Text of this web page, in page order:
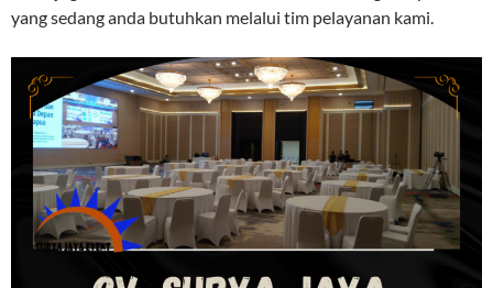
yang sedang anda butuhkan melalui tim pelayanan kami.